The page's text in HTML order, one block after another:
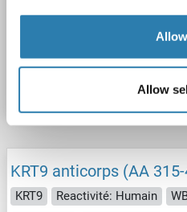
Allow
Fiche technique
KRT9 anticorps (AA
KRT9 Reactivité: Humain